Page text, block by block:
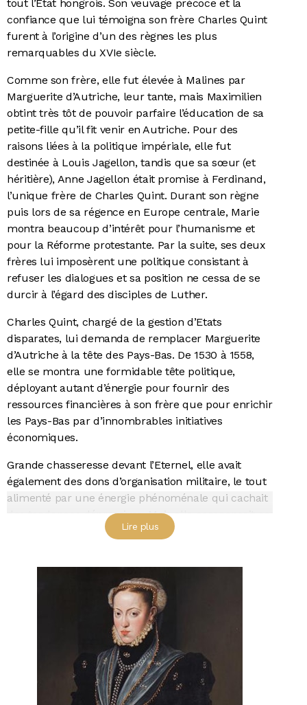
tout l’Etat hongrois. Son veuvage précoce et la
confiance que lui témoigna son frère Charles Quint
furent à l’origine d’un des règnes les plus
remarquables du XVIe siècle.
Comme son frère, elle fut élevée à Malines par
Marguerite d’Autriche, leur tante, mais Maximilien
obtint très tôt de pouvoir parfaire l’éducation de sa
petite-fille qu’il fit venir en Autriche. Pour des
raisons liées à la politique impériale, elle fut
destinée à Louis Jagellon, tandis que sa sœur (et
héritière), Anne Jagellon était promise à Ferdinand,
l’unique frère de Charles Quint. Durant son règne
puis lors de sa régence en Europe centrale, Marie
montra beaucoup d’intérêt pour l’humanisme et
pour la Réforme protestante. Par la suite, ses deux
frères lui imposèrent une politique consistant à
refuser les dialogues et sa position ne cessa de se
durcir à l’égard des disciples de Luther.
Charles Quint, chargé de la gestion d’Etats
disparates, lui demanda de remplacer Marguerite
d’Autriche à la tête des Pays-Bas. De 1530 à 1558,
elle se montra une formidable tête politique,
déployant autant d’énergie pour fournir des
ressources financières à son frère que pour enrichir
les Pays-Bas par d’innombrables initiatives
économiques.
Grande chasseresse devant l’Eternel, elle avait
également des dons d’organisation militaire, le tout
alimenté par une énergie phénoménale qui cachait
des tendances dépressives. Mais elle compensait ce
manque intérieur par un goût exceptionnel pour les
Bruxelles et celui de Binche, qu’elle fit construire
par Jacques Dubrœucq, étaient les lieux d’une
cour brillante où elle personnifiait à elle seule la
grandeur de la maison impériale. En outre, les plus
grands peintres (comme le Titien ou Antonio Moro)
lui livrèrent de nombreuses commandes qui,
ajoutées aux collections héréditaires des
Habsbourg, firent de ces châteaux de véritables
musées. On a gardé le souvenir des fêtes de Binche
Lire plus